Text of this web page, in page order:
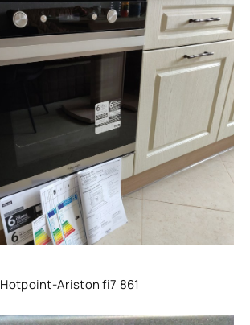
Hotpoint-Ariston fi7 861